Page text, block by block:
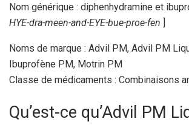
Nom générique : diphenhydramine et
HYE-dra-meen-and-EYE-bue-proe-fen ]
Noms de marque : Advil PM, Advil PM
Ibuprofène PM, Motrin PM
Classe de médicaments : Combinaisons
Qu’est-ce qu’Advil PM